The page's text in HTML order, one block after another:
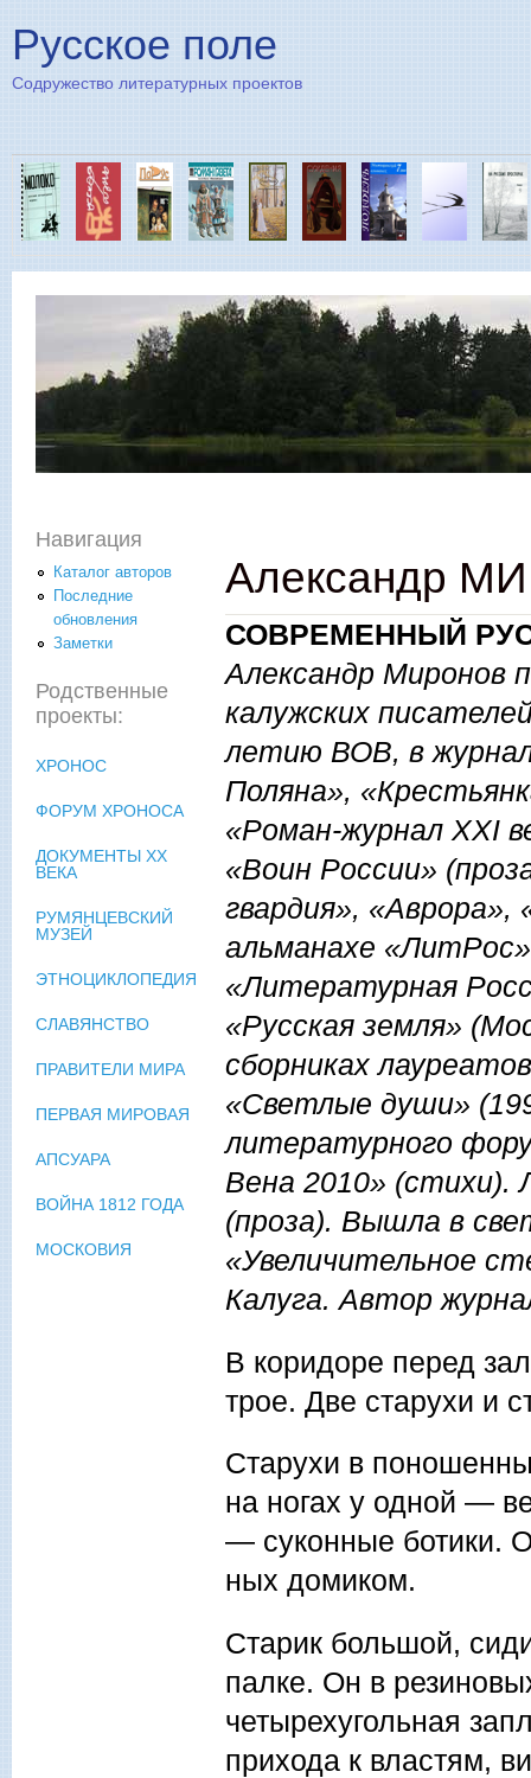
Русское поле
Содружество литературных проектов
Александр
СОВРЕМЕННЫЙ
Александр Миронов
калужских
летию ВОВ, в
Поляна»,
«Роман-журнал ХХI
«Воин России»
гвардия», «Аврора»,
альманахе «ЛитРос»
«Литературная
«Русская земля»
сборниках
«Светлые души»
литературного
Вена 2010» (стихи).
(проза). Вышла в
«Увеличительное
Калуга. Автор
В коридоре перед
трое. Две старухи и
Старухи в
на ногах у одной —
— суконные ботики.
ных домиком.
Старик большой,
палке. Он в
четырехугольная
прихо­да к властям,
Навигация
Каталог авторов
Последние
обновления
Заметки
Родственные
проекты:
ХРОНОС
ФОРУМ ХРОНОСА
ДОКУМЕНТЫ XX
ВЕКА
РУМЯНЦЕВСКИЙ
МУЗЕЙ
ЭТНОЦИКЛОПЕДИЯ
СЛАВЯНСТВО
ПРАВИТЕЛИ МИРА
ПЕРВАЯ МИРОВАЯ
АПСУАРА
ВОЙНА 1812 ГОДА
МОСКОВИЯ